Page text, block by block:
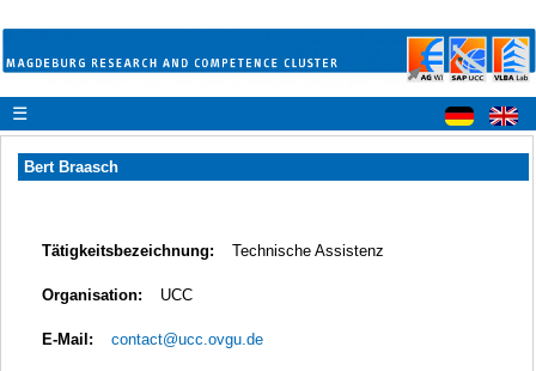
☰
Bert Braasch
Tätigkeitsbezeichnung: Technische Assistenz
Organisation: UCC
E-Mail: contact@ucc.ovgu.de